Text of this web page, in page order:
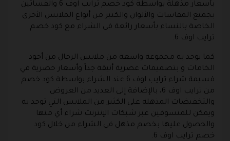
بأسعار مذهلة بواسطة كود خصم ترايب اوف 6 والفساتين
بجميع المقاسات والألوان والكثير من أنواع الملابس الأخرى
الخاصة بالنساء بأسعار رائعة في الشراء مع كود خصم
ترايب اوف 6.
كما يوجد به مجموعة واسعة من ملابس الرجال من أجود
الخامات و بتصميمات عصرية أنيقة جداً وأسعار حصرية في
قسيمة شراء ترايب اوف 6 عند الشراء بواسطة كود خصم
من ترايب اوف 6، بالإضافة إلى العديد من العروض
والتخفيضات المذهلة على الكثير من الملابس التي توجد به
ويمكن للمتسوقين عبر شبكات الإنترنت شراء أي منها
والحصول عليها بخصم مذهل في الشراء من خلال كود
خصم ترايب اوف 6.